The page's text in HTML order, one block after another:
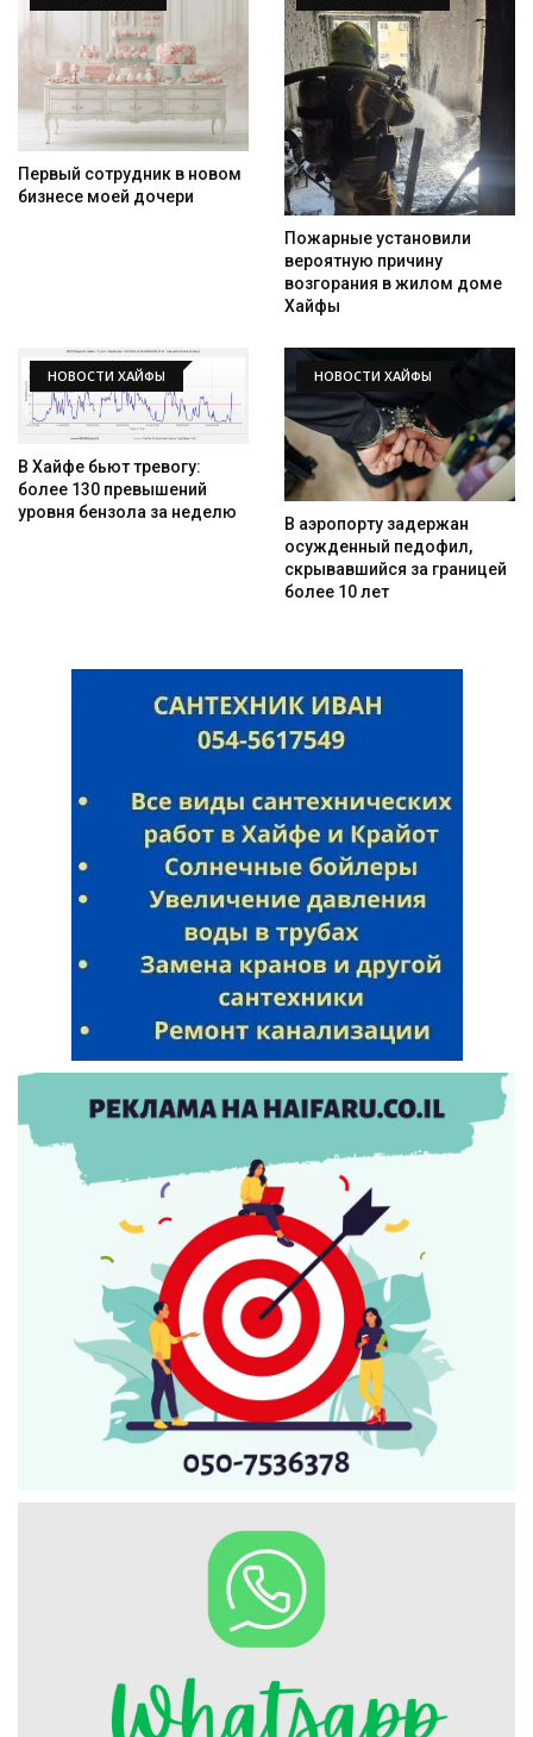
Первый сотрудник в новом
бизнесе моей дочери
Пожарные установили
вероятную причину
возгорания в жилом доме
Хайфы
НОВОСТИ ХАЙФЫ
В Хайфе бьют тревогу:
более 130 превышений
уровня бензола за неделю
НОВОСТИ ХАЙФЫ
В аэропорту задержан
осужденный педофил,
скрывавшийся за границей
более 10 лет